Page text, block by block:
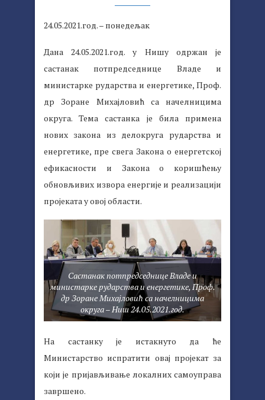
24.05.2021.год. – понедељак
Дана 24.05.2021.год. у Нишу одржан је
састанак потпредседнице Владе и
министарке рударства и енергетике, Проф.
др Зоране Михајловић са начелницима
округа. Тема састанка је била примена
нових закона из делокруга рударства и
енергетике, пре свега Закона о енергетској
ефикасности и Закона о коришћењу
обновљивих извора енергије и реализацији
пројеката у овој области.
Састанак потпредседнице Владе и
министарке рударства и енергетике, Проф.
др Зоране Михајловић са начелницима
округа – Ниш 24.05.2021.год.
На састанку је истакнуто да ће
Министарство испратити овај пројекат за
који је пријављивање локалних самоуправа
завршено.